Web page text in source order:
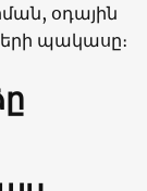
օդային
պակասը։